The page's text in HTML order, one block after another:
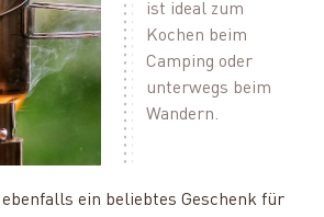
ist ideal zum
Kochen beim
Camping oder
unterwegs beim
Wandern.
ein beliebtes Geschenk für